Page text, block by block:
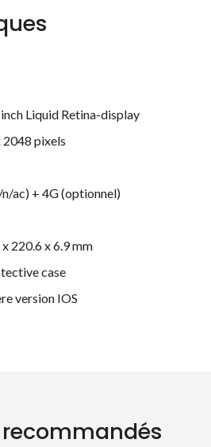
Liquid Retina-display
2048 pixels
ac) + 4G (optionnel)
220.6 x 6.9 mm
case
version IOS